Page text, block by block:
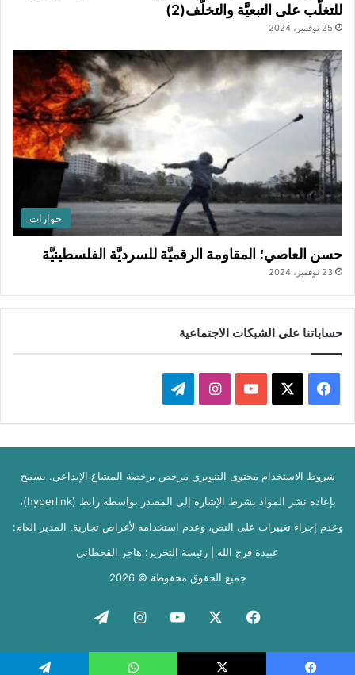
للتغلُّب على التبعيَّة والتخلُّف(2)
25 نوفمبر، 2024
حوارات
حسن العاصي؛ المقاومة الرقميَّة للسرديَّة الفلسطينيَّة
23 نوفمبر، 2024
حساباتنا على الشبكات الاجتماعية
فيسبوك ‫YouTubeانستقرامتيلقرام
شروط الاستخدام محتوى التنويري مرخص برخصة المشاع الإبداعي. يسمح
بإعادة نشر المواد بشرط الإشارة إلى المصدر بواسطة رابط (hyperlink)،
وعدم إجراء تغييرات على النص، وعدم استخدامه لأغراض تجارية. المدير العام:
عبيدة فرج الله | رئيسة التحرير: هاجر القحطاني
جميع الحقوق محفوظة © 2026
فيسبوك ‫YouTubeانستقرامتيلقرام